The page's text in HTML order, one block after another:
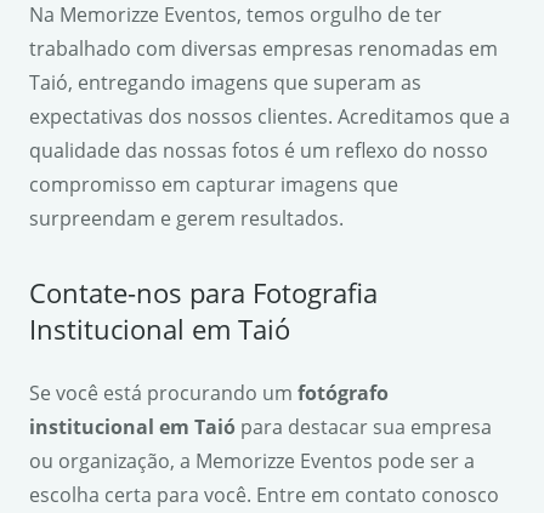
Na Memorizze Eventos, temos orgulho de ter
trabalhado com diversas empresas renomadas em
Taió, entregando imagens que superam as
expectativas dos nossos clientes. Acreditamos que a
qualidade das nossas fotos é um reflexo do nosso
compromisso em capturar imagens que
surpreendam e gerem resultados.
Contate-nos para Fotografia
Institucional em Taió
Se você está procurando um fotógrafo
institucional em Taió para destacar sua empresa
ou organização, a Memorizze Eventos pode ser a
escolha certa para você. Entre em contato conosco